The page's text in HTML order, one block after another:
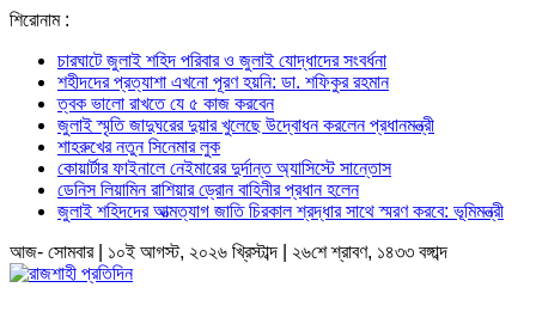
শিরোনাম :
চারঘাটে জুলাই শহিদ পরিবার ও জুলাই যোদ্ধাদের সংবর্ধনা
শহীদদের প্রত্যাশা এখনো পূরণ হয়নি: ডা. শফিকুর রহমান
ত্বক ভালো রাখতে যে ৫ কাজ করবেন
জুলাই স্মৃতি জাদুঘরের দুয়ার খুলেছে উদ্বোধন করলেন প্রধানমন্ত্রী
শাহরুখের নতুন সিনেমার লুক
কোয়ার্টার ফাইনালে নেইমারের দুর্দান্ত অ্যাসিস্টে সান্তোস
ডেনিস লিয়ামিন রাশিয়ার ড্রোন বাহিনীর প্রধান হলেন
জুলাই শহিদদের আত্মত্যাগ জাতি চিরকাল শ্রদ্ধার সাথে স্মরণ করবে: ভূমিমন্ত্রী
আজ- সোমবার | ১০ই আগস্ট, ২০২৬ খ্রিস্টাব্দ | ২৬শে শ্রাবণ, ১৪৩৩ বঙ্গাব্দ